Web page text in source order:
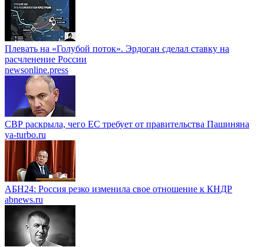
Плевать на «Голубой поток». Эрдоган сделал ставку на
расчленение России
newsonline.press
СВР раскрыла, чего ЕС требует от правительства Пашиняна
ya-turbo.ru
АБН24: Россия резко изменила свое отношение к КНДР
abnews.ru